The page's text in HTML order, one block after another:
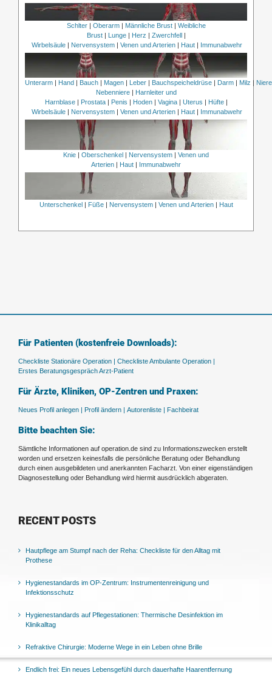
Schlter| Oberarm| Männliche Brust| Weibliche
Brust| Lunge| Herz | Zwerchfell|
Wirbelsäule | Nervensystem | Venen und Arterien | Haut | Immunabwehr
Unterarm| Hand| Bauch| Magen| Leber| Bauchspeicheldrüse| Darm| Milz |
Nebenniere| Harnleiter und
Harnblase| Prostata| Penis | Hoden| Vagina| Uterus | Hüfte|
Wirbelsäule | Nervensystem | Venen und Arterien | Haut | Immunabwehr
Knie Oberschenkel Nervensystem
Venen und
Arterien
Haut Immunabwehr
Unterschenkel Füße| Nervensystem| Venen und Arterien| Haut
Für Patienten (kostenfreie Downloads):
Checkliste Stationäre Operation | Checkliste Ambulante Operation |
Erstes Beratungsgespräch Arzt-Patient
Für Ärzte, Kliniken, OP-Zentren und Praxen:
Neues Profil anlegen | Profil ändern | Autorenliste | Fachbeirat
Bitte beachten Sie:
Sämtliche Informationen auf operation.de sind zu Informationszwecken erstellt
worden und ersetzen keinesfalls die persönliche Beratung oder Behandlung
durch einen ausgebildeten und anerkannten Facharzt. Von einer eigenständigen
Diagnosestellung oder Behandlung wird hiermit ausdrücklich abgeraten.
RECENT POSTS
Hautpflege am Stumpf nach der Reha: Checkliste für den Alltag mit
Prothese
Hygienestandards im OP-Zentrum: Instrumentenreinigung und
Infektionsschutz
Hygienestandards auf Pflegestationen: Thermische Desinfektion im
Klinikalltag
Refraktive Chirurgie: Moderne Wege in ein Leben ohne Brille
Endlich frei: Ein neues Lebensgefühl durch dauerhafte Haarentfernung